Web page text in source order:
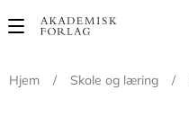
Main
Hjem
/ Skole og læring /